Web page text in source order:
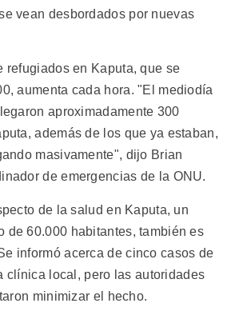
vean desbordados por nuevas
refugiados en Kaputa, que se
aumenta cada hora. "El mediodía
aproximadamente 300
además de los que ya estaban,
masivamente", dijo Brian
de emergencias de la ONU.
de la salud en Kaputa, un
de 60.000 habitantes, también es
informó acerca de cinco casos de
clínica local, pero las autoridades
minimizar el hecho.